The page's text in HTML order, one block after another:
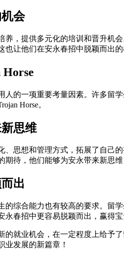
会
养，提供多元化的培训和晋升机
让他们在安永春招中脱颖而出的
的一项重要考量因素。许多留
Horse。
思维
、思想和管理方式，拓展了自己
待，他们能够为安永带来新思维
出
的综合能力也有较高的要求。留
春招中更容易脱颖而出，赢得宝
的就业机会，在一定程度上给予
业发展的新篇章！